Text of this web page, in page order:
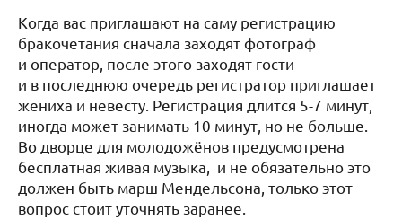
Когда вас приглашают на саму регистрацию
бракочетания сначала заходят фотограф
и оператор, после этого заходят гости
и в последнюю очередь регистратор приглашает
жениха и невесту. Регистрация длится 5-7 минут,
иногда может занимать 10 минут, но не больше.
Во дворце для молодожёнов предусмотрена
бесплатная живая музыка, и не обязательно это
должен быть марш Мендельсона, только этот
вопрос стоит уточнять заранее.